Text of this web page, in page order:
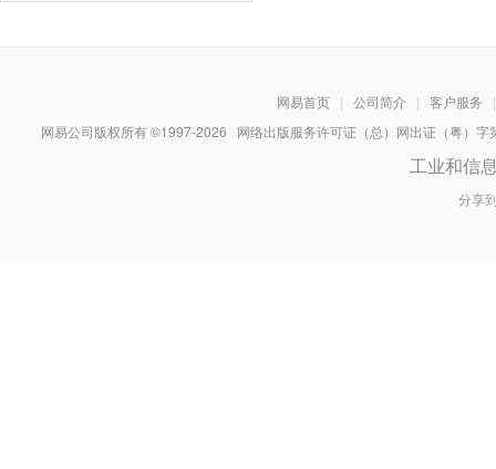
网易首页 | 公司简介 | 客户服务
|
网易公司版权所有 ©1997-2026 网络出版服务许可证（总）网出证（粤）
工业和信
分享